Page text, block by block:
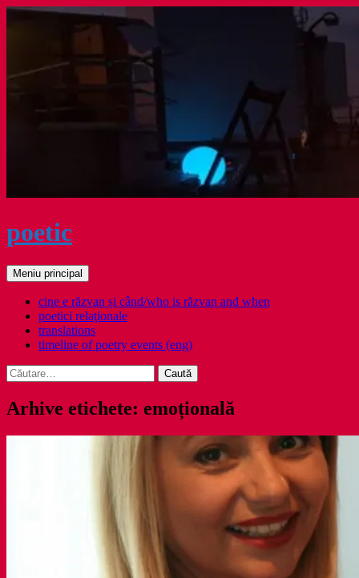
Sari
poetic
Caută
Meniu principal
cine e răzvan și când/who is răzvan and when
poetici relaţionale
translations
timeline of poetry events (eng)
Caută
după:
Arhive etichete: emoțională